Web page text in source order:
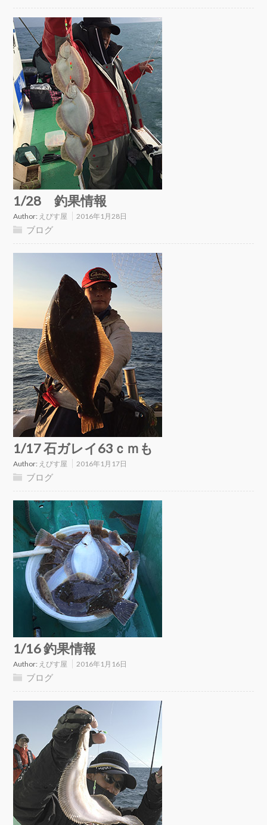
1/28 釣果情報
Author: えびす屋 2016年1月28日
ブログ
1/17 石ガレイ63ｃｍも
Author: えびす屋 2016年1月17日
ブログ
1/16 釣果情報
Author: えびす屋 2016年1月16日
ブログ